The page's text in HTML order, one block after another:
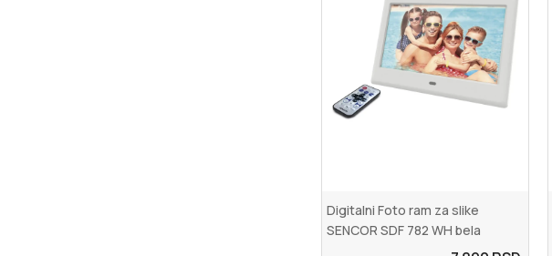
Digitalni Foto ram za slike
SENCOR SDF 782 WH bela